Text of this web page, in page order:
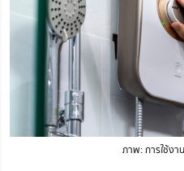
ภาพ: การใช้งา